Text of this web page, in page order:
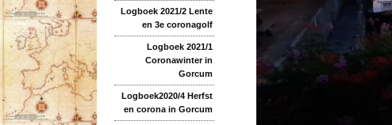
Logboek 2021/2 Lente
en 3e coronagolf
Logboek 2021/1
Coronawinter in
Gorcum
Logboek2020/4 Herfst
en corona in Gorcum